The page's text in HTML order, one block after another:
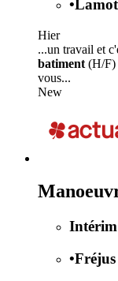
•
Hier
...un travail et
batiment (H/F)
vous...
New
Intérim
•